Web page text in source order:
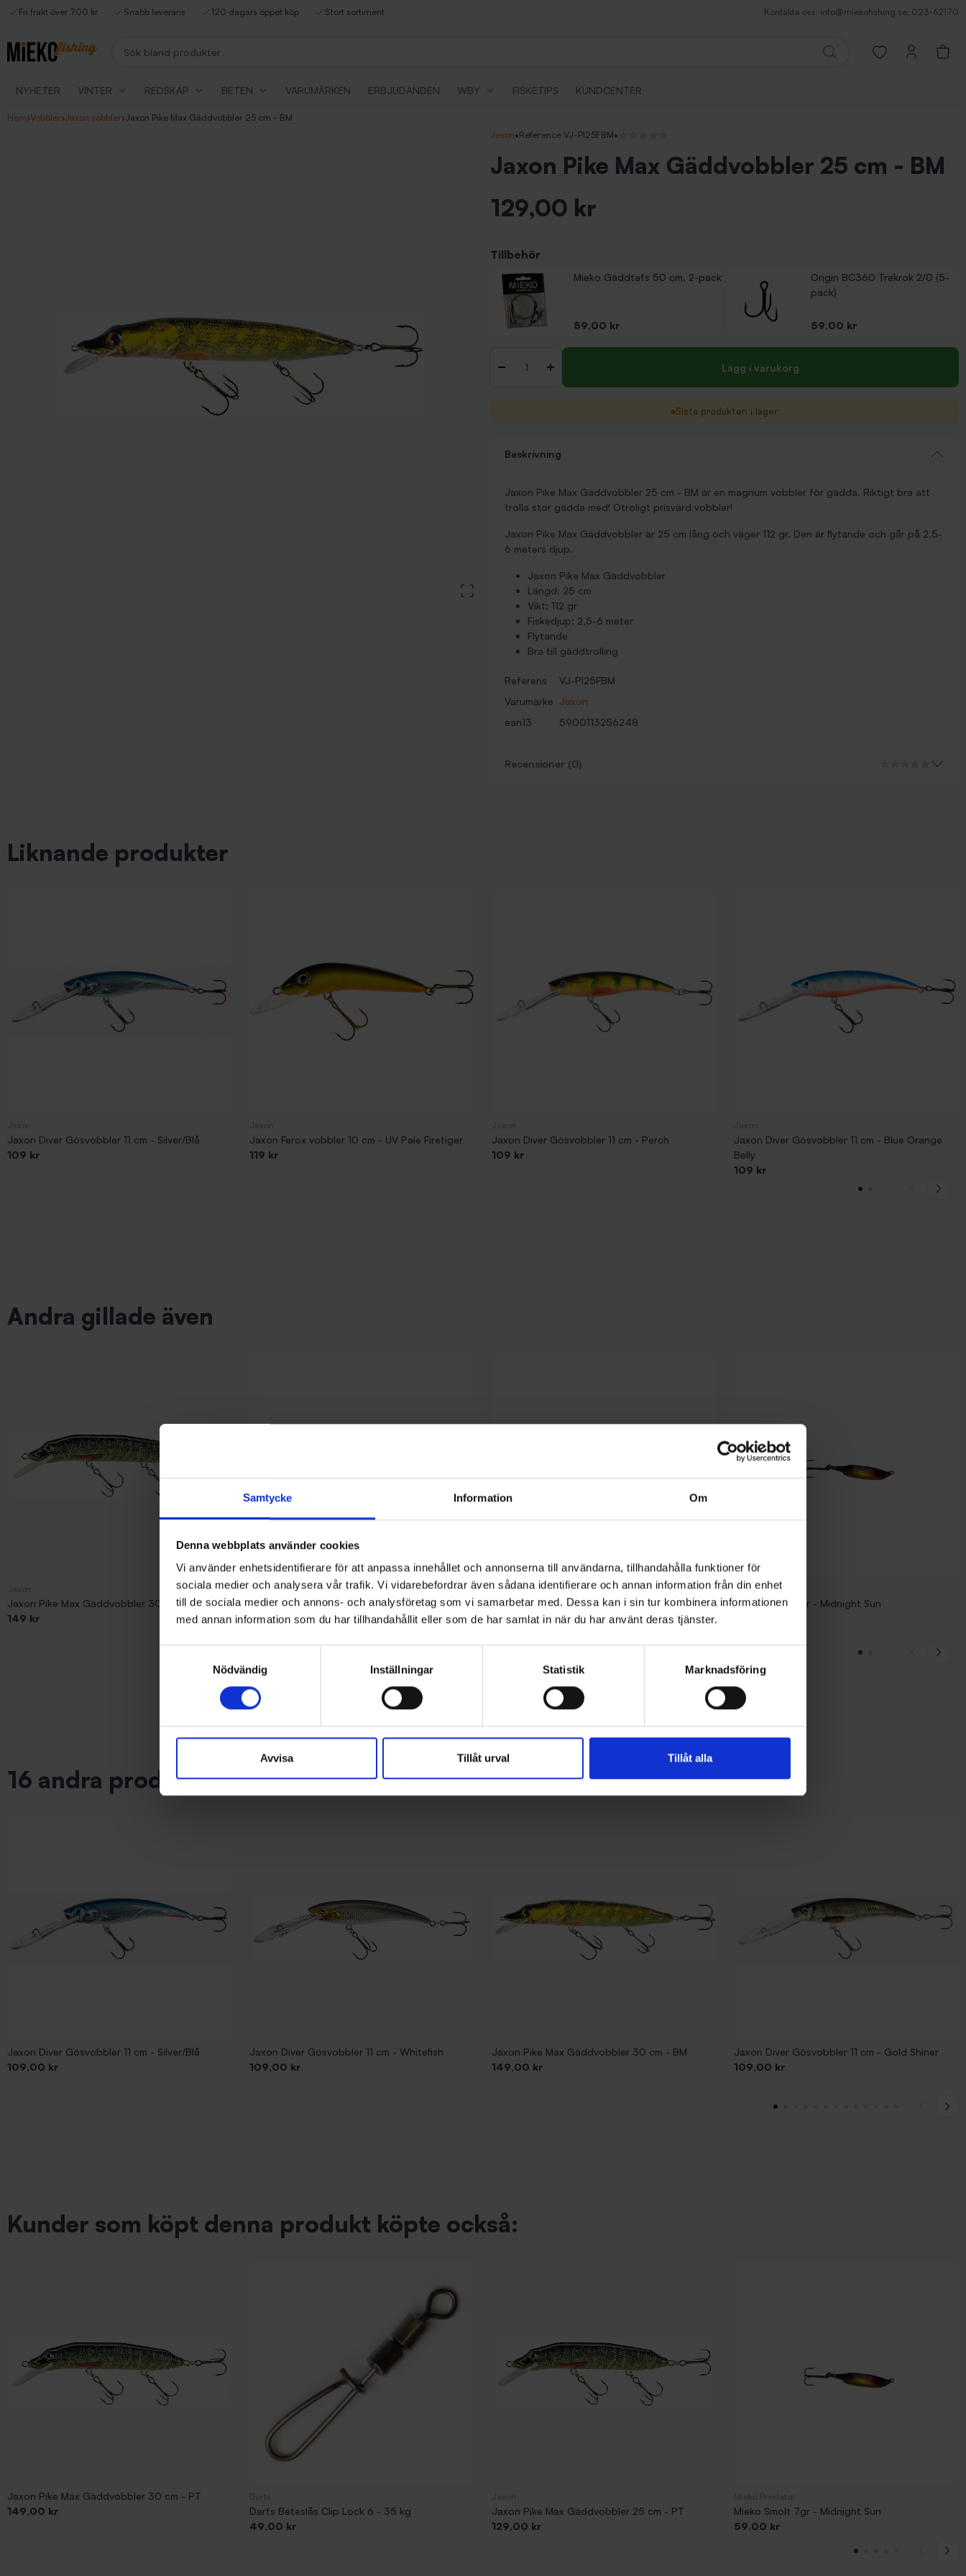
Samtycke Information Om
Denna webbplats använder cookies
Vi använder enhetsidentifierare för att anpassa innehållet och annonserna till användarna, tillhandahålla funktioner för
sociala medier och analysera vår trafik. Vi vidarebefordrar även sådana identifierare och annan information från din enhet
till de sociala medier och annons- och analysföretag som vi samarbetar med. Dessa kan i sin tur kombinera informationen
med annan information som du har tillhandahållit eller som de har samlat in när du har använt deras tjänster.
Nödvändig
Inställningar Statistik Marknadsföring
Avvisa Tillåt urval Tillåt alla
Fri frakt över 700 kr Snabb leverans 120 dagars öppet köp Stort sortiment Kontakta oss: info@miekofishing.se, 023-62170
Search
Open favorites
NYHETER VINTER REDSKAP BETEN VARUMÄRKEN ERBJUDANDEN WBY FISKETIPS KUNDCENTER
Hem›Vobbler›Jaxon vobbler›Jaxon Pike Max Gäddvobbler 25 cm - BM
View large image
Jaxon•Reference VJ-PI25FBM•
Jaxon Pike Max Gäddvobbler 25 cm - BM
129,00 kr
Tillbehör
Mieko Gäddtafs 50 cm, 2-pack
Pris
59,00 kr
Origin BC360 Trekrok 2/0 (5-
pack)
Pris
59,00 kr
- + Lägg i varukorg
Sista produkten i lager
Beskrivning
Jaxon Pike Max Gäddvobbler 25 cm - BM är en magnum vobbler för gädda. Riktigt bra att
trolla stor gädda med! Otroligt prisvärd vobbler!
Jaxon Pike Max Gäddvobbler är 25 cm lång och väger 112 gr. Den är flytande och går på 2,5-
6 meters djup.
Jaxon Pike Max Gäddvobbler
Längd: 25 cm
Vikt: 112 gr
Fiskedjup: 2,5-6 meter
Flytande
Bra till gäddtrolling
Referens
VJ-PI25FBM
Varumärke Jaxon
ean13
5900113256248
Recensioner (0)
Liknande produkter
Jaxon Diver Gösvobbler 11 cm - Silver/Blå
109 kr
Jaxon Ferox vobbler 10 cm - UV Pale Firetiger
119 kr
Jaxon Diver Gösvobbler 11 cm - Perch
109 kr
Jaxon Diver Gösvobbler 11 cm - Blue Orange
Belly
109 kr
Andra gillade även
Jaxon Pike Max Gäddvobbler 30 cm - PT
149 kr
Jaxon
Jaxon Diver Gösvobbler 11 cm - Silver/Svart
109 kr
Mieko Predator
Wobbler Mieko Pesa 90F - Eldtiger
99 kr
Mieko Predator
Mieko Smolt 7gr - Midnight Sun
16 andra produkter i samma kategori:
Jaxon Diver Gösvobbler 11 cm - Silver/Blå
Pris
109,00 kr
Jaxon Diver Gösvobbler 11 cm - Whitefish
Pris
109,00 kr
Jaxon Pike Max Gäddvobbler 30 cm - BM
Pris
149,00 kr
Jaxon Diver Gösvobbler 11 cm - Gold Shiner
Pris
109,00 kr
Kunder som köpt denna produkt köpte också:
Jaxon Pike Max Gäddvobbler 30 cm - PT
Pris
149,00 kr
Darts Beteslås Clip Lock 6 - 35 kg
Pris
49,00 kr
Jaxon Pike Max Gäddvobbler 25 cm - PT
Pris
129,00 kr
Mieko Smolt 7gr - Midnight Sun
Pris
59,00 kr